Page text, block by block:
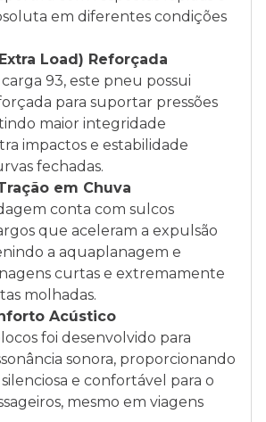
em diferentes condições
Load) Reforçada
93, este pneu possui
para suportar pressões
maior integridade
impactos e estabilidade
fechadas.
em Chuva
conta com sulcos
que aceleram a expulsão
a aquaplanagem e
curtas e extremamente
molhadas.
Acústico
foi desenvolvido para
sonora, proporcionando
e confortável para o
mesmo em viagens